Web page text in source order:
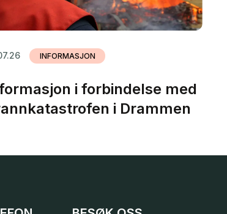
INFORMASJON
i forbindelse med
i Drammen